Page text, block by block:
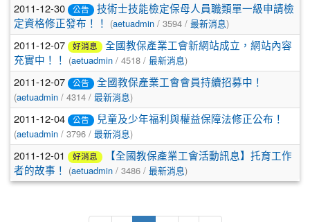
2011-12-30 公告
技術士技能檢定保母人員職類單一級申請檢
定資格修正發布！！
(aetuadmin / 3594 / 最新消息)
2011-12-07 好消息
全國教保產業工會新網站成立，網站內容
充實中！！
(aetuadmin / 4518 / 最新消息)
2011-12-07 公告 全國教保產業工會會員持續招募中！
(aetuadmin / 4314 / 最新消息)
2011-12-04 公告 兒童及少年福利與權益保障法修正公布！
(aetuadmin / 3796 / 最新消息)
2011-12-01 好消息
【全國教保產業工會活動訊息】托育工作
者的故事！
(aetuadmin / 3486 / 最新消息)